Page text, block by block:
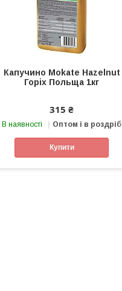
Капучино Mokate Hazelnut
Горіх Польща 1кг
315 ₴
В наявності Оптом і в роздріб
Купити